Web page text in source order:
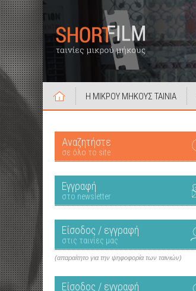
Η ΜΙΚΡΟΥ ΜΗΚΟΥΣ ΤΑΙΝΙΑ
Αναζητήστε
σε όλο το site
Εγγραφή
στο newsletter
Είσοδος / εγγραφή
στις ταινίες μας
(απαραίτητο για την ψηφοφορία των ταινιών)
Είσοδος / εγγραφή